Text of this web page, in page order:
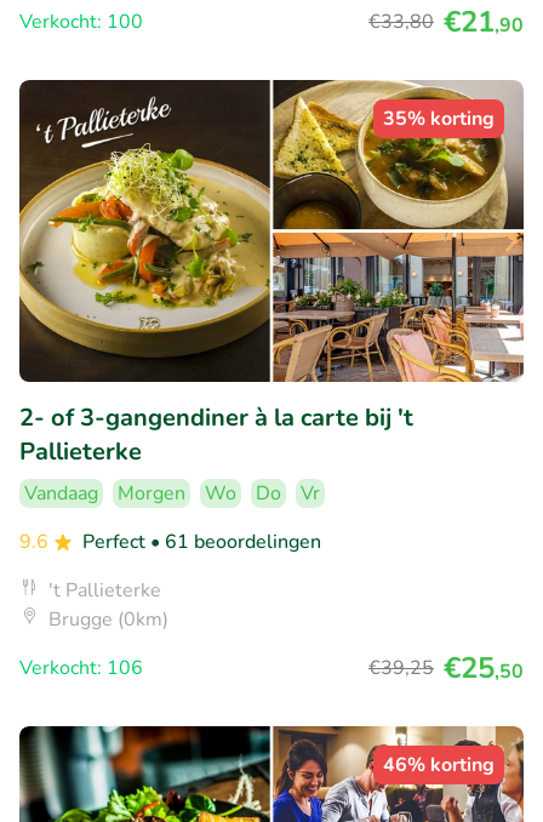
Verkocht: 100
€33,80 €21,90
35% korting
2- of 3-gangendiner à la carte bij 't
Pallieterke
Vandaag Morgen Wo Do
Vr
9.6
Perfect • 61 beoordelingen
't Pallieterke
Brugge (0km)
Verkocht: 106
€39,25 €25,50
46% korting